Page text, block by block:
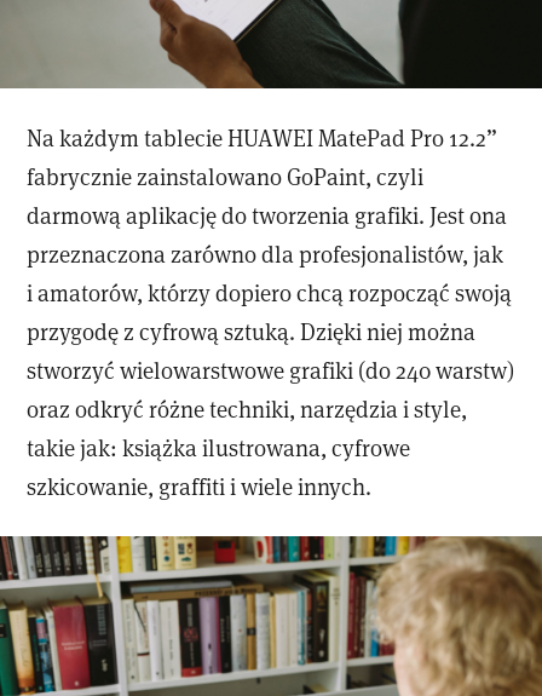
Na każdym tablecie HUAWEI MatePad Pro 12.2”
fabrycznie zainstalowano GoPaint, czyli
darmową aplikację do tworzenia grafiki. Jest ona
przeznaczona zarówno dla profesjonalistów, jak
i amatorów, którzy dopiero chcą rozpocząć swoją
przygodę z cyfrową sztuką. Dzięki niej można
stworzyć wielowarstwowe grafiki (do 240 warstw)
oraz odkryć różne techniki, narzędzia i style,
takie jak: książka ilustrowana, cyfrowe
szkicowanie, graffiti i wiele innych.